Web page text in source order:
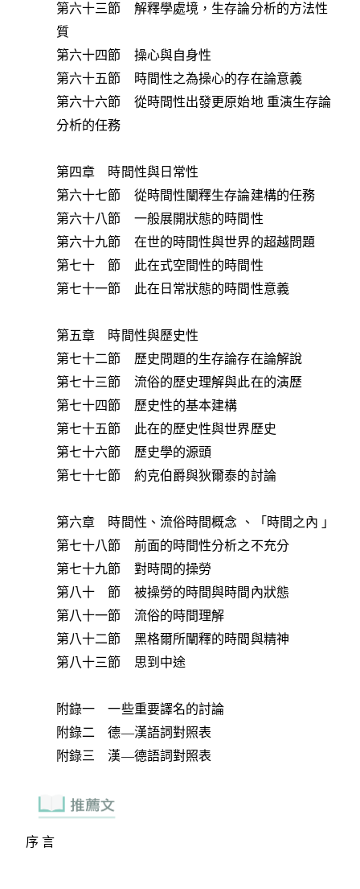
第六十三節 解釋學處境，生存論分析的方法性
質
第六十四節 操心與自身性
第六十五節 時間性之為操心的存在論意義
第六十六節 從時間性出發更原始地 重演生存論
分析的任務
第四章 時間性與日常性
第六十七節 從時間性闡釋生存論建構的任務
第六十八節 一般展開狀態的時間性
第六十九節 在世的時間性與世界的超越問題
第七十 節 此在式空間性的時間性
第七十一節 此在日常狀態的時間性意義
第五章 時間性與歷史性
第七十二節 歷史問題的生存論存在論解說
第七十三節 流俗的歷史理解與此在的演歷
第七十四節 歷史性的基本建構
第七十五節 此在的歷史性與世界歷史
第七十六節 歷史學的源頭
第七十七節 約克伯爵與狄爾泰的討論
第六章 時間性、流俗時間概念 、「時間之內 」
第七十八節 前面的時間性分析之不充分
第七十九節 對時間的操勞
第八十 節 被操勞的時間與時間內狀態
第八十一節 流俗的時間理解
第八十二節 黑格爾所闡釋的時間與精神
第八十三節 思到中途
附錄一 一些重要譯名的討論
附錄二 德—漢語詞對照表
附錄三 漢—德語詞對照表